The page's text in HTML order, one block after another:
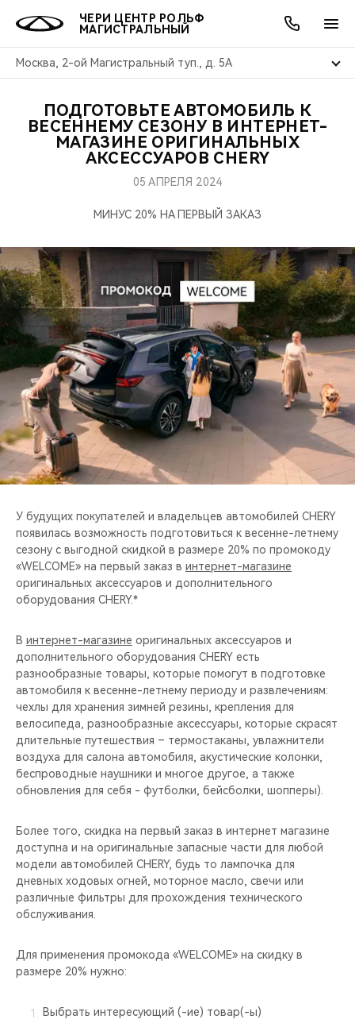
ЧЕРИ ЦЕНТР РОЛЬФ
МАГИСТРАЛЬНЫЙ
Москва, 2-ой Магистральный туп., д. 5А
МОДЕЛИ
ВСЕ МОДЕЛИ
СЕДАНЫ
НОВИНКИ
ПОКУПАТЕЛЯМ
ВЫБОР И ПОКУПКА
ВЛАДЕЛЬЦАМ
CHERY CONNECT
МИР CHERY
ЛЮДИ CHERY
БЛАГОТВОРИТЕЛЬНОСТЬ
CHERY REMOTE
CHERY И СПОРТ
НАШИ МЕРОПРИЯТИЯ
ВИДЕООБЗОРЫ
CHERY ДЛЯ ДЕТЕЙ
АКЦИИ
ВЫГОДЫ И АКЦИИ
ОНЛАЙН СЕРВИСЫ
ВЫБОР И ПОКУПКА
О КОМПАНИИ
ПОДГОТОВЬТЕ АВТОМОБИЛЬ К
ВЕСЕННЕМУ СЕЗОНУ В ИНТЕРНЕТ-
МАГАЗИНЕ ОРИГИНАЛЬНЫХ
АКСЕССУАРОВ CHERY
05 АПРЕЛЯ 2024
МИНУС 20% НА ПЕРВЫЙ ЗАКАЗ
У будущих покупателей и владельцев автомобилей CHERY
появилась возможность подготовиться к весенне-летнему
сезону с выгодной скидкой в размере 20% по промокоду
«WELCOME» на первый заказ в интернет-магазине
оригинальных аксессуаров и дополнительного
оборудования CHERY.*
В интернет-магазине оригинальных аксессуаров и
дополнительного оборудования CHERY есть
разнообразные товары, которые помогут в подготовке
автомобиля к весенне-летнему периоду и развлечениям:
чехлы для хранения зимней резины, крепления для
велосипеда, разнообразные аксессуары, которые скрасят
длительные путешествия – термостаканы, увлажнители
воздуха для салона автомобиля, акустические колонки,
беспроводные наушники и многое другое, а также
обновления для себя - футболки, бейсболки, шопперы).
Более того, скидка на первый заказ в интернет магазине
доступна и на оригинальные запасные части для любой
модели автомобилей CHERY, будь то лампочка для
дневных ходовых огней, моторное масло, свечи или
различные фильтры для прохождения технического
обслуживания.
Для применения промокода «WELCOME» на скидку в
размере 20% нужно:
Выбрать интересующий (-ие) товар(-ы)